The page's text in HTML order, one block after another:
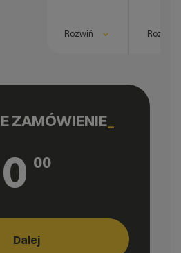
Rozwiń Rozwiń
ZAMÓWIENIE
0 00
Dalej